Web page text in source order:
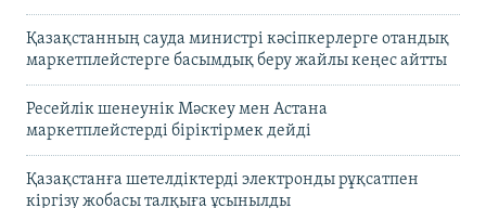
Қазақстанның сауда министрі кәсіпкерлерге отандық
маркетплейстерге басымдық беру жайлы кеңес айтты
Ресейлік шенеунік Мәскеу мен Астана
маркетплейстерді біріктірмек дейді
Қазақстанға шетелдіктерді электронды рұқсатпен
кіргізу жобасы талқыға ұсынылды